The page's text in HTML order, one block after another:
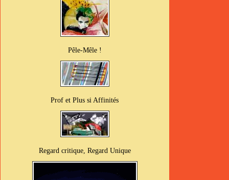
Pêle-Mêle !
Prof et Plus si Affinités
Regard critique, Regard Unique